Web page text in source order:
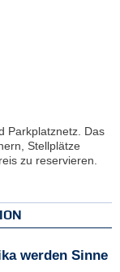
Parkplatznetz. Das
Stellplätze
zu reservieren.
werden Sinne